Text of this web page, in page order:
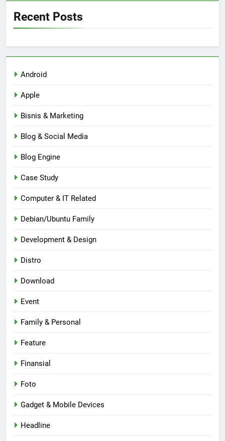
Recent Posts
Android
Apple
Bisnis & Marketing
Blog & Social Media
Blog Engine
Case Study
Computer & IT Related
Debian/Ubuntu Family
Development & Design
Distro
Download
Event
Family & Personal
Feature
Finansial
Foto
Gadget & Mobile Devices
Headline